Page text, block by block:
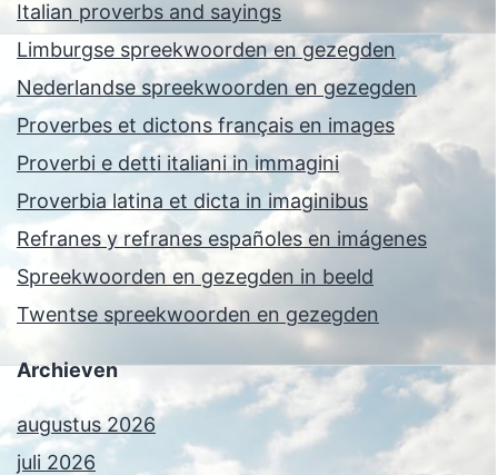
Italian proverbs and sayings
Limburgse spreekwoorden en gezegden
Nederlandse spreekwoorden en gezegden
Proverbes et dictons français en images
Proverbi e detti italiani in immagini
Proverbia latina et dicta in imaginibus
Refranes y refranes españoles en imágenes
Spreekwoorden en gezegden in beeld
Twentse spreekwoorden en gezegden
Archieven
augustus 2026
juli 2026